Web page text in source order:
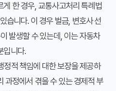
한 경우, 교통사고처리 특례법
습니다. 이 경우 벌금, 변호사 선
발생할 수 있는데, 이는 자동차
입니다.
정적 책임에 대한 보장을 제공하
과정에서 겪을 수 있는 경제적 부